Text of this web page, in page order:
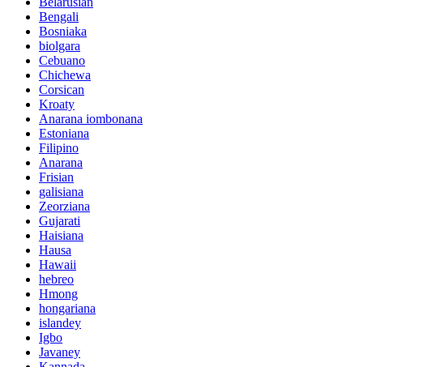
Bengali
Bosniaka
biolgara
Cebuano
Chichewa
Corsican
Kroaty
Anarana iombonana
Estoniana
Filipino
Anarana
Frisian
galisiana
Zeorziana
Gujarati
Haisiana
Hausa
Hawaii
hebreo
Hmong
hongariana
islandey
Igbo
Javaney